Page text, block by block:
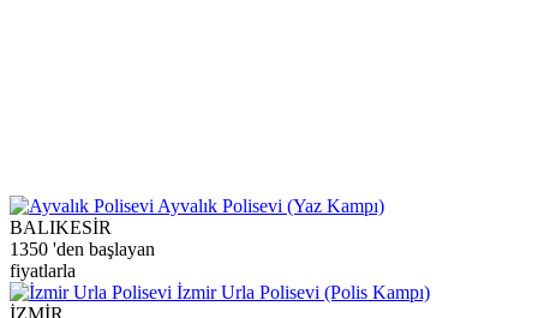
Ayvalık Polisevi (Yaz Kampı)
BALIKESİR
1350 'den başlayan
fiyatlarla
İzmir Urla Polisevi (Polis Kampı)
İZMİR